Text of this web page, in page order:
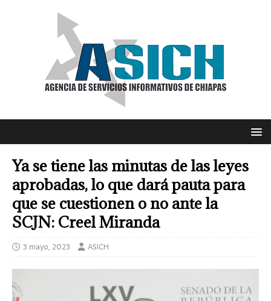
Ya se tiene las minutas de las leyes
aprobadas, lo que dará pauta para
que se cuestionen o no ante la
SCJN: Creel Miranda
3 mayo, 2023 ASICH